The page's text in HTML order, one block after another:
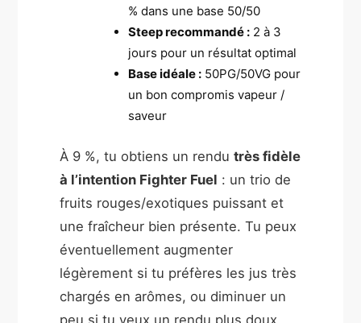
% dans une base 50/50
Steep recommandé : 2 à 3
jours pour un résultat optimal
Base idéale : 50PG/50VG pour
un bon compromis vapeur /
saveur
À 9 %, tu obtiens un rendutrès fidèle
à l’intention Fighter Fuel : un trio de
fruits rouges/exotiques puissant et
une fraîcheur bien présente. Tu peux
éventuellement augmenter
légèrement si tu préfères les jus très
chargés en arômes, ou diminuer un
peu si tu veux un rendu plus doux.